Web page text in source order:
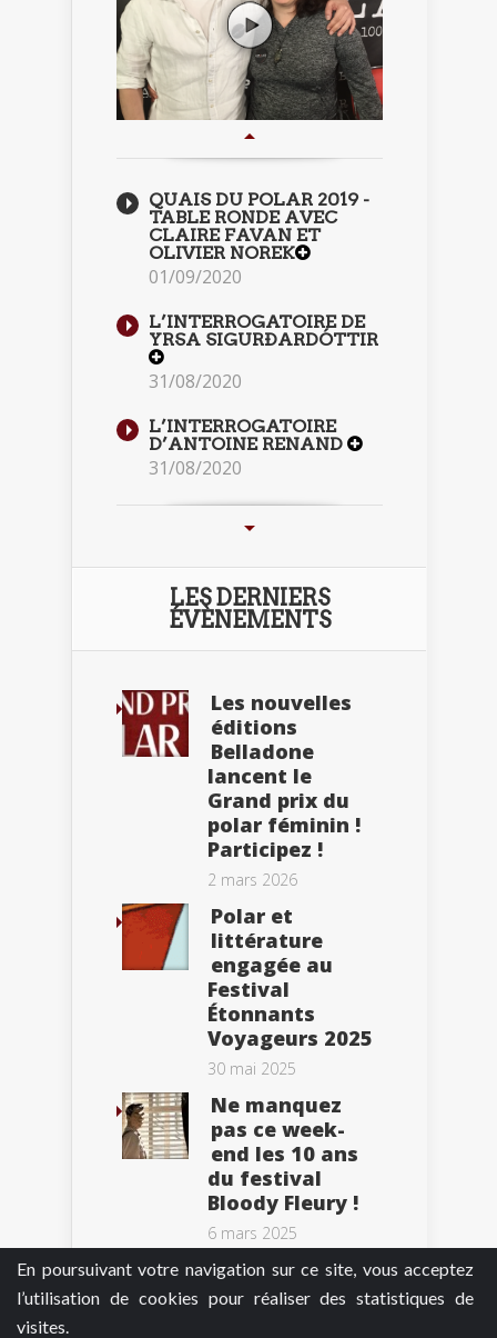
En poursuivant votre navigation sur ce site, vous acceptez
l’utilisation de cookies pour réaliser des statistiques de
visites.
QUAIS DU POLAR 2019 -
TABLE RONDE AVEC
CLAIRE FAVAN ET
OLIVIER NOREK
01/09/2020
L’INTERROGATOIRE DE
YRSA SIGURÐARDÓTTIR
31/08/2020
L’INTERROGATOIRE
D’ANTOINE RENAND
31/08/2020
LES DERNIERS
ÉVÈNEMENTS
Les nouvelles
éditions
Belladone
lancent le
Grand prix du
polar féminin !
Participez !
2 mars 2026
Polar et
littérature
engagée au
Festival
Étonnants
Voyageurs 2025
30 mai 2025
Ne manquez
pas ce week-
end les 10 ans
du festival
Bloody Fleury !
6 mars 2025